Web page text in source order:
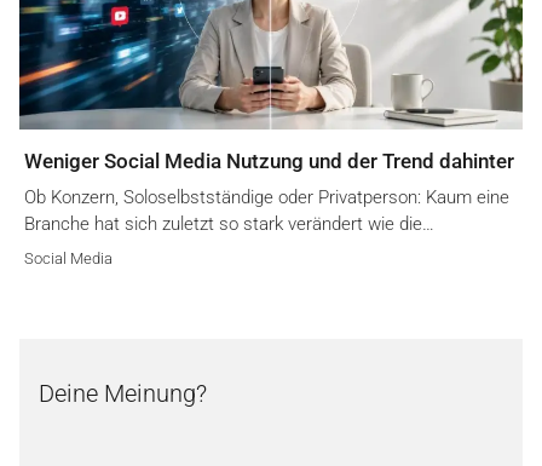
Weniger Social Media Nutzung und der Trend dahinter
Ob Konzern, Soloselbstständige oder Privatperson: Kaum eine
Branche hat sich zuletzt so stark verändert wie die…
Social Media
Deine Meinung?